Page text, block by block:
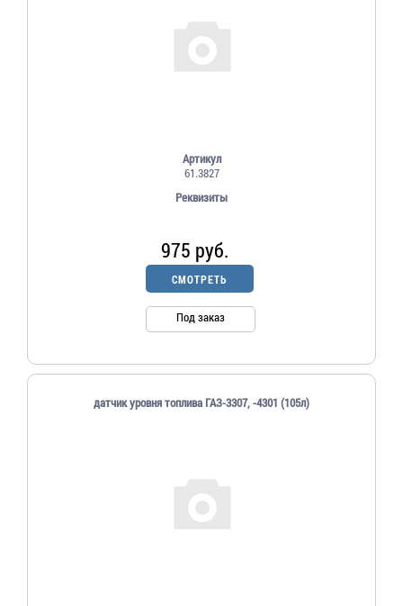
Артикул
61.3827
Реквизиты
975 руб.
СМОТРЕТЬ
Под заказ
датчик уровня топлива ГАЗ-3307, -4301 (105л)